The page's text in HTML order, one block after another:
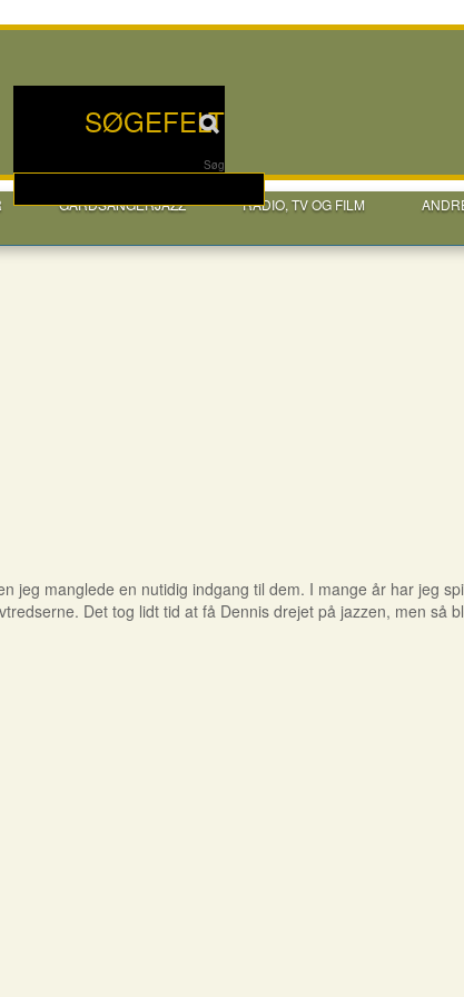
SØGEFELT
Søg
GÅRDSANGERJAZZ RADIO, TV OG FILM
jeg manglede en nutidig indgang til dem. I mange år har jeg
Det tog lidt tid at få Dennis drejet på jazzen, men så